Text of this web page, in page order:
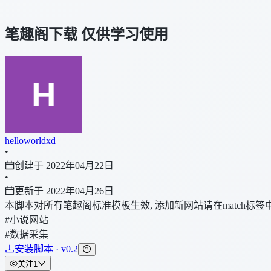
笔趣阁下载 仅供学习使用
helloworldxd
•
创建于 2022年04月22日
•
更新于 2022年04月26日
本脚本对所有笔趣阁标准模板生效, 添加新网站请在match标签
#小说网站
#数据采集
安装脚本 · v0.2
关注1